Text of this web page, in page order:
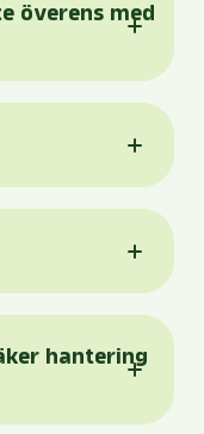
överens med
hantering